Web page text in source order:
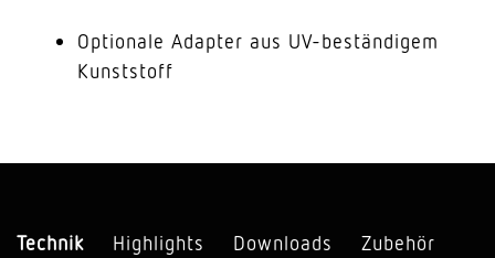
Optionale Adapter aus UV-beständigem
Kunststoff
Technik Highlights Downloads Zubehör